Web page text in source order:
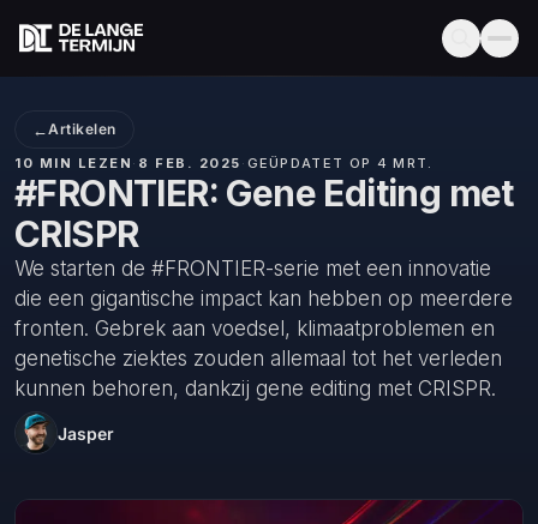
←Artikelen
10 MIN LEZEN · 8 FEB. 2025 · GEÜPDATET OP 4 MRT.
#FRONTIER: Gene Editing met
CRISPR
We starten de #FRONTIER-serie met een innovatie
die een gigantische impact kan hebben op meerdere
fronten. Gebrek aan voedsel, klimaatproblemen en
genetische ziektes zouden allemaal tot het verleden
kunnen behoren, dankzij gene editing met CRISPR.
Jasper